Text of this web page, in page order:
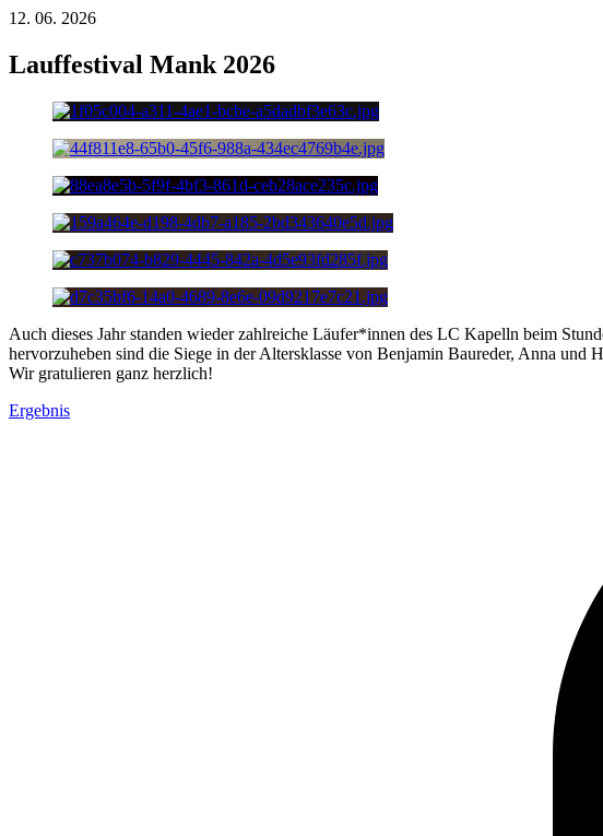
12. 06. 2026
Lauffestival Mank 2026
Auch dieses Jahr standen wieder zahlreiche Läufer*innen des LC Kapelln beim
hervorzuheben sind die Siege in der Altersklasse von Benjamin Baureder, Anna und
Wir gratulieren ganz herzlich!
Ergebnis